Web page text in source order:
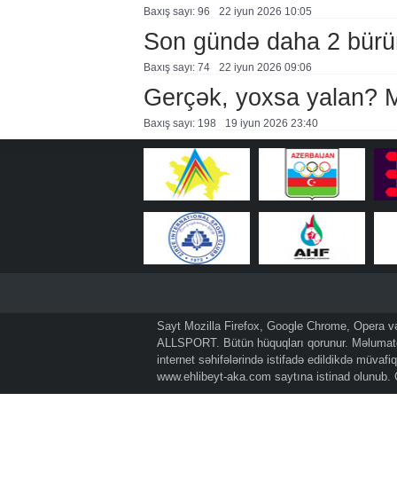
Baxış sayı: 96 22 i̇yun 2026 10:05
Son gündə daha 2
Baxış sayı: 74 22 i̇yun 2026 09:06
Gerçək, yoxsa yalan?
Baxış sayı: 198 19 i̇yun 2026 23:40
Sayt Mozilla Firefox, Google Chrome, Opera
ALLSPORT. Bütün hüquqları qorunur.
internet səhifələrində istifadə edildikdə
www.ehlibeyt-aka.com saytına istinad olunub.